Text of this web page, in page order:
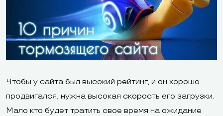
Чтобы у сайта был высокий рейтинг, и он хорошо
продвигался, нужна высокая скорость его загрузки.
Мало кто будет тратить свое время на ожидание